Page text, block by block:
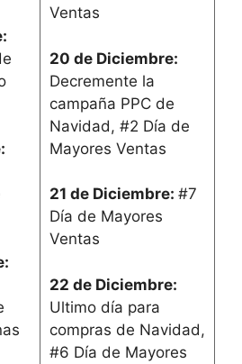
Ventas
20 de Diciembre:
Decremente la
campaña PPC de
Navidad, #2 Día de
Mayores Ventas
21 de Diciembre: #7
Día de Mayores
Ventas
22 de Diciembre:
Ultimo día para
compras de Navidad,
#6 Día de Mayores